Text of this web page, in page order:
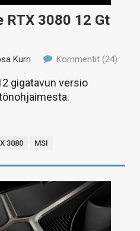
RTX 3080 12 Gt
Kurri Kommentit (24)
gigatavun versio
3080 MSI